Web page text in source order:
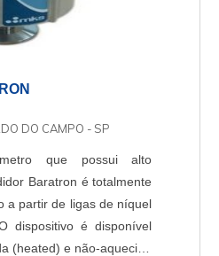
DO CAMPO - SP
que possui alto
Baratron é totalmente
a partir de ligas de níquel
dispositivo é disponível
(heated) e não-aquecida